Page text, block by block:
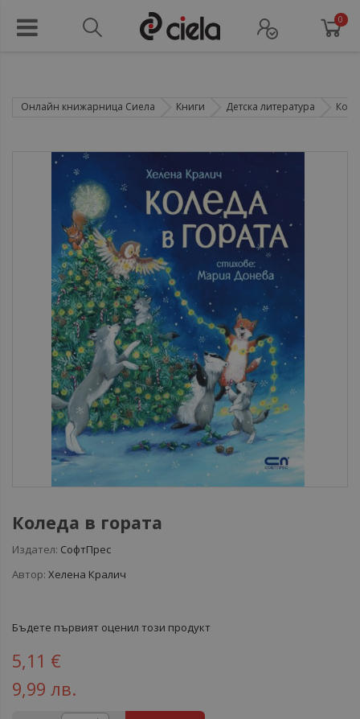
0
Онлайн книжарница Сиела Книги Детска литература
Коледа в гората
Издател: СофтПрес
Автор: Хелена Кралич
Бъдете първият оценил този продукт
5,11 €
9,99 лв.